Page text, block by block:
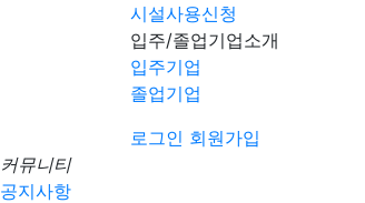
시설사용신청
입주/졸업기업소개
입주기업
졸업기업
로그인 회원가입
커뮤니티
공지사항